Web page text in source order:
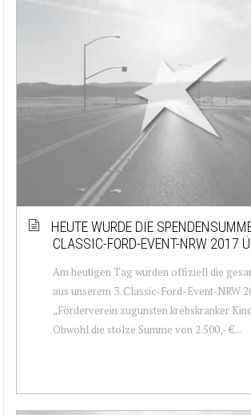
HEUTE WURDE DIE
CLASSIC-FORD-EVENT-NRW 2017
Am heutigen Tag wurden offiziell die
aus unserem 3. Classic-Ford-Event-NRW
„Förderverein zugunsten krebskranker
Obwohl die stolze Summe von 2.500,- €...